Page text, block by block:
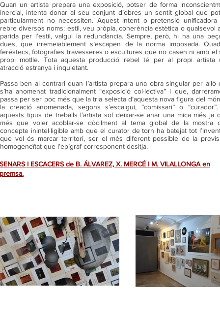
Quan un artista prepara una exposició, potser de forma
inercial, intenta donar al seu conjunt d’obres un sentit global que
particularment no necessiten. Aquest intent o pretensió unificadora
rebre diversos noms: estil, veu pròpia, coherència estètica o qualsevol
parida per l’estil, valgui la redundància. Sempre, però, hi ha una
dues, que irremeiablement s’escapen de la norma imposada.
feréstecs, fotografies travesseres o escultures que no casen ni amb el
propi motlle. Tota aquesta producció rebel té per al propi artista
atracció estranya i inquietant.
Passa ben al contrari quan l’artista prepara una obra singular per allò
s’ha anomenat tradicionalment “exposició col·lectiva” i que,
passa per ser poc més que la tria selecta d’aquesta nova figura del
la creació anomenada, segons s’escaigui, “comissari” o
aquests tipus de treballs l’artista sol deixar-se anar una mica més ja
més que voler acoblar-se dòcilment al tema global de la mostra
concepte inintel·ligible amb que el curator de torn ha batejat tot
que vol és marcar territori, ser el més diferent possible de la
homogeneïtat que l’epígraf corresponent desitja.
SENARS I ESCACERS de B. ÁLVAREZ, X. MERCÉ I M. VILALLONGA en
premsa.